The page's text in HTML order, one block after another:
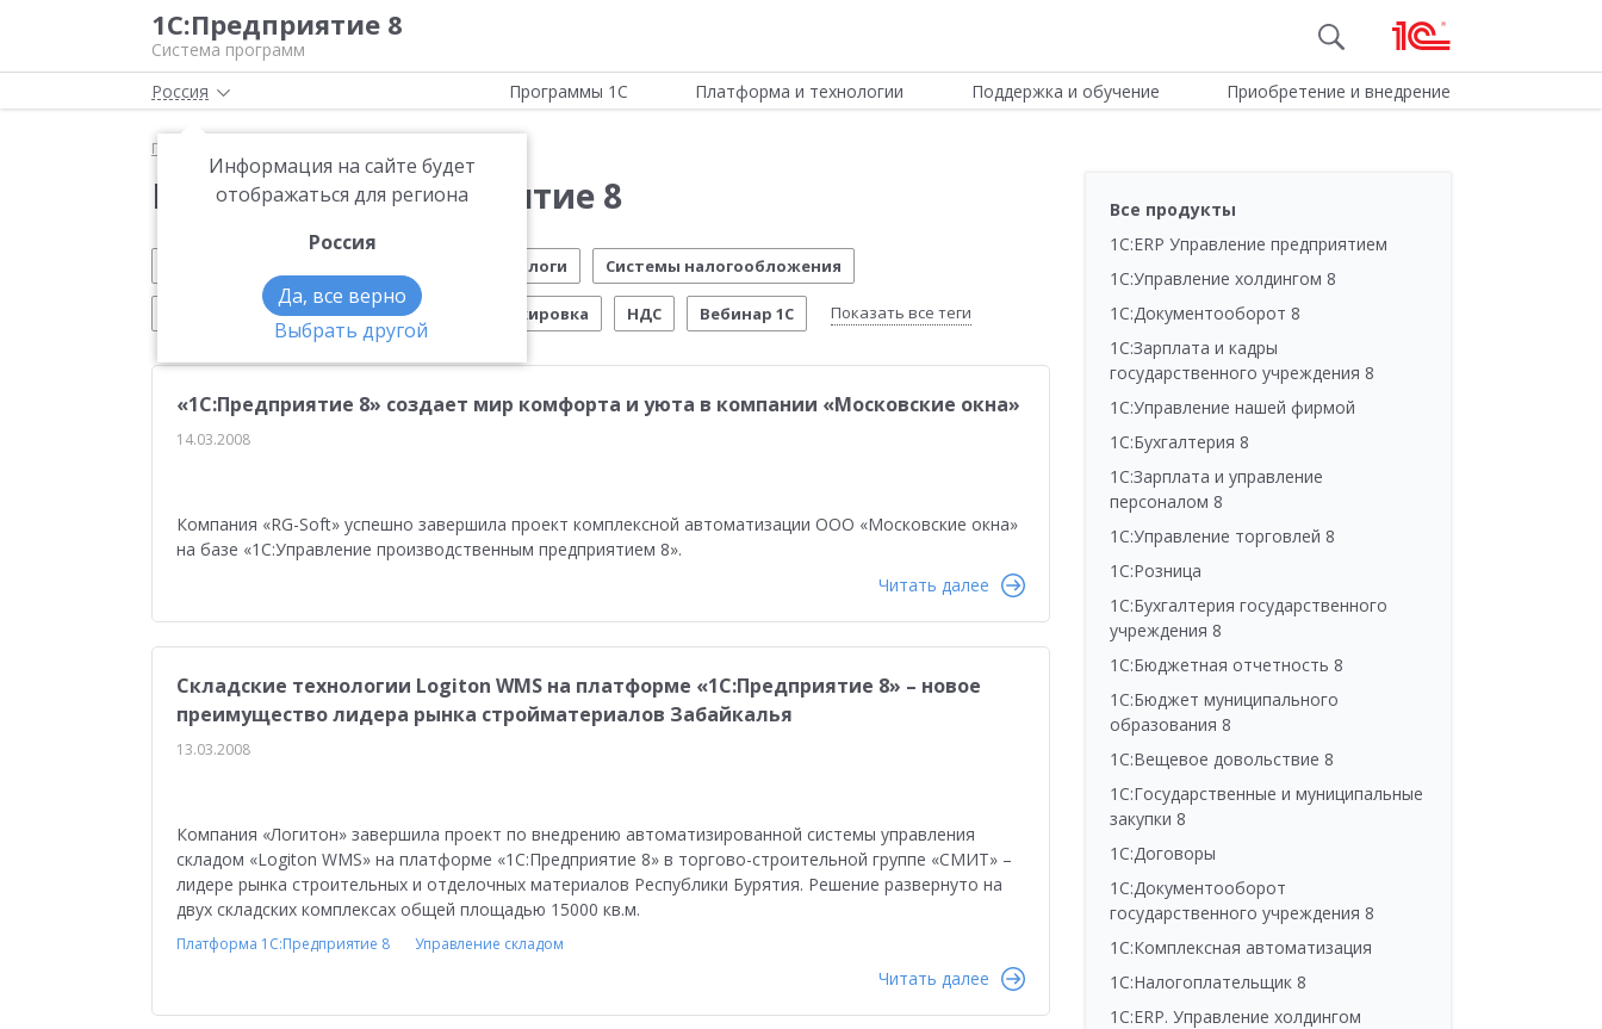
1С:Предприятие 8
Система программ
Россия
Информация на сайте будет
отображаться для региона
Россия
Да, все верно
Выбрать другой
Программы 1С Платформа и технологии Поддержка и обучение Приобретение и внедрение
Главная
Новости 1С:Предприятие 8
Налоги Системы налогообложения
Электронный документооборот Маркировка НДС Вебинар 1С
CRM
Показать все теги
Управление производством ИТС Отчетность по МСФО Новости Платформы
Платформа 1С:Предприятие 8 ЕГАИС Система управления предприятием Управление складом
Управление персоналом Сельское хозяйство Автоматизация бизнеса
Управленческий учет
Отраслевые решения 1С:Мобильная касса Облачные технологии 1С-ЭДО Интернет-торговля
1С:ERP Управление предприятием Склад Налоги 2026 Управление запасами Истории успеха
Управление закупками
Управление ассортиментом Конкурс кейсов 2022 Работа через Интернет
Изменения законодательства 1СПАРК Риски Обучение персонала
Повышение эффективности бизнеса
1С:Сервер взаимодействия
«1С:Предприятие 8» создает мир комфорта и уюта в компании «Московские окна»
14.03.2008
Компания «RG-Soft» успешно завершила проект комплексной автоматизации ООО «Московские окна»
на базе «1С:Управление производственным предприятием 8».
Читать далее
Складские технологии Logiton WMS на платформе «1С:Предприятие 8» – новое
преимущество лидера рынка стройматериалов Забайкалья
13.03.2008
Компания «Логитон» завершила проект по внедрению автоматизированной системы управления
складом «Logiton WMS» на платформе «1С:Предприятие 8» в торгово-строительной группе «СМИТ» –
лидере рынка строительных и отделочных материалов Республики Бурятия. Решение развернуто на
двух складских комплексах общей площадью 15000 кв.м.
Платформа 1С:Предприятие 8 Управление складом
Читать далее
Все продукты
1С:ERP Управление предприятием
1С:Управление холдингом 8
1С:Документооборот 8
1С:Зарплата и кадры
государственного учреждения 8
1С:Управление нашей фирмой
1С:Бухгалтерия 8
1С:Зарплата и управление
персоналом 8
1С:Управление торговлей 8
1С:Розница
1С:Бухгалтерия государственного
учреждения 8
1С:Бюджетная отчетность 8
1С:Бюджет муниципального
образования 8
1С:Вещевое довольствие 8
1С:Государственные и муниципальные
закупки 8
1С:Договоры
1С:Документооборот
государственного учреждения 8
1С:Комплексная автоматизация
1С:Налогоплательщик 8
1С:ERP. Управление холдингом